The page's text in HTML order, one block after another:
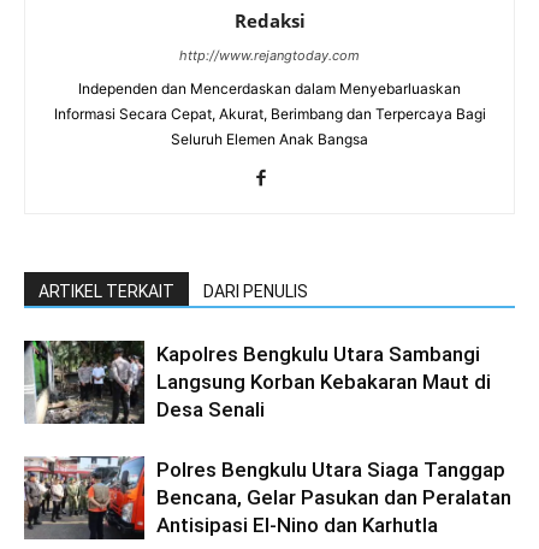
Redaksi
http://www.rejangtoday.com
Independen dan Mencerdaskan dalam Menyebarluaskan
Informasi Secara Cepat, Akurat, Berimbang dan Terpercaya Bagi
Seluruh Elemen Anak Bangsa
ARTIKEL TERKAIT DARI PENULIS
Kapolres Bengkulu Utara Sambangi
Langsung Korban Kebakaran Maut di
Desa Senali
Polres Bengkulu Utara Siaga Tanggap
Bencana, Gelar Pasukan dan Peralatan
Antisipasi El-Nino dan Karhutla